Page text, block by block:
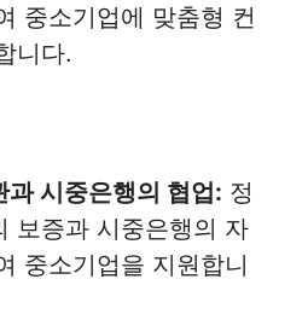
중소기업에 맞춤형 컨
니다.
과 시중은행의 협업: 정
보증과 시중은행의 자
중소기업을 지원합니